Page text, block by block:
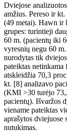
Dviejose
amžius. Pereso ir kt.
(49 metai). Hawn ir
grupes: turintieji
60 m. (pacientų iki
vyresnių negu 60
nurodytas tik
pateiktas
atskleidžia 70,3
kt. [8] analizavo
(KMI >30 turėjo
pacientų). Išvaržos
viename pateiktas
aprašytos dviejuose
nutukimas.